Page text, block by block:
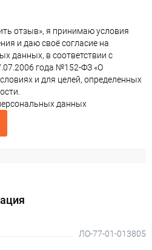
отзыв», я принимаю условия
и даю своё согласие на
данных, в соответствии с
года №152-ФЗ «О
и для целей, определенных
данных
ЛО-77-01-013805